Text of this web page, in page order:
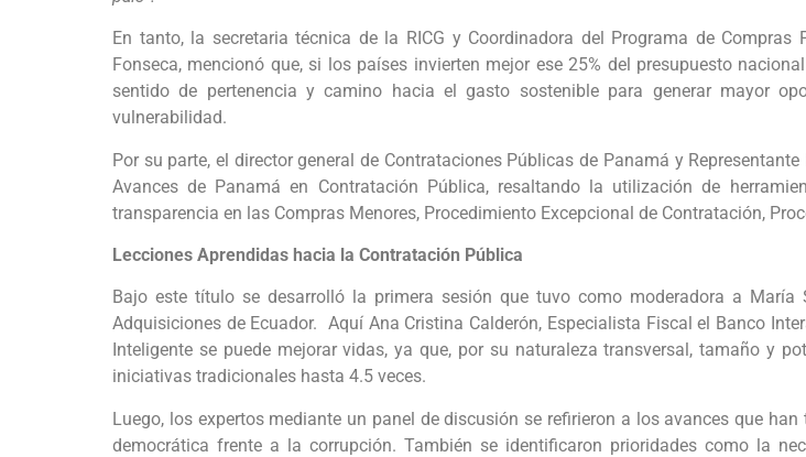
En tanto, la secretaria técnica de la RICG y Coordinadora del Programa de
Fonseca, mencionó que, si los países invierten mejor ese 25% del presupuesto
sentido de pertenencia y camino hacia el gasto sostenible para generar mayor
vulnerabilidad.
Por su parte, el director general de Contrataciones Públicas de Panamá y
Avances de Panamá en Contratación Pública, resaltando la utilización de
transparencia en las Compras Menores, Procedimiento Excepcional de Contratación,
Lecciones Aprendidas hacia la Contratación Pública
Bajo este título se desarrolló la primera sesión que tuvo como moderadora a
Adquisiciones de Ecuador. Aquí Ana Cristina Calderón, Especialista Fiscal el Banco
Inteligente se puede mejorar vidas, ya que, por su naturaleza transversal, tamaño y
iniciativas tradicionales hasta 4.5 veces.
Luego, los expertos mediante un panel de discusión se refirieron a los avances que
democrática frente a la corrupción. También se identificaron prioridades como la